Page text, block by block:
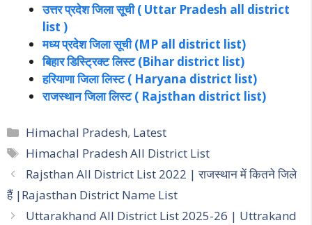
उत्तर प्रदेश जिला सूची ( Uttar Pradesh all district
list )
मध्य प्रदेश जिला सूची (MP all district list)
बिहार डिस्ट्रिक्ट लिस्ट (Bihar district list)
हरियाणा जिला लिस्ट ( Haryana district list)
राजस्थान जिला लिस्ट ( Rajsthan district list)
Categories
Himachal Pradesh, Latest
Tags
Himachal Pradesh All District List
Post
navigation
Rajsthan All District List 2022 | राजस्थान में कितने जिले
हैं |Rajasthan District Name List
Uttarakhand All District List 2025-26 | Uttrakand